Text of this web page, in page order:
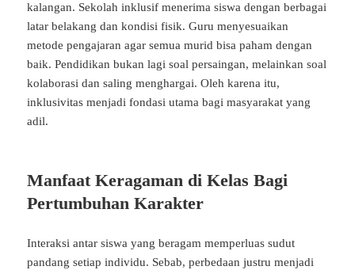
kalangan. Sekolah inklusif menerima siswa dengan berbagai
latar belakang dan kondisi fisik. Guru menyesuaikan
metode pengajaran agar semua murid bisa paham dengan
baik. Pendidikan bukan lagi soal persaingan, melainkan soal
kolaborasi dan saling menghargai. Oleh karena itu,
inklusivitas menjadi fondasi utama bagi masyarakat yang
adil.
Manfaat Keragaman di Kelas Bagi
Pertumbuhan Karakter
Interaksi antar siswa yang beragam memperluas sudut
pandang setiap individu. Sebab, perbedaan justru menjadi